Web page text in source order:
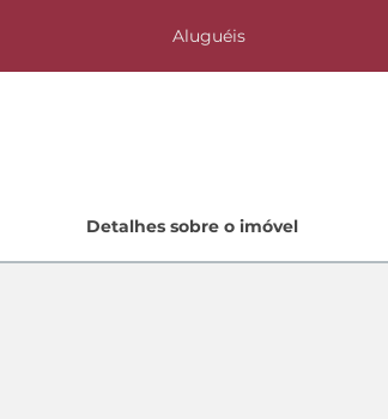
Aluguéis
Lançamentos
Detalhes sobre o imóvel